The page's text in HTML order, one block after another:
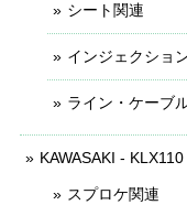
シート関連
インジェクショ
ライン・ケーブ
KAWASAKI -
スプロケ関連